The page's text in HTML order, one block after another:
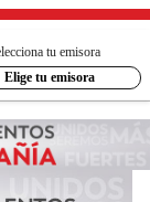
tu emisora
Elige tu emisora